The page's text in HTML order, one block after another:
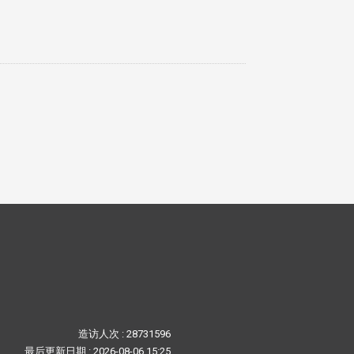
造访人次 : 28731596
最后更新日期 : 2026-08-06 15:25